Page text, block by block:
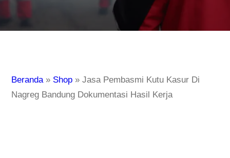
Beranda» Shop »Jasa Pembasmi Kutu Kasur Di
Nagreg Bandung Dokumentasi Hasil Kerja